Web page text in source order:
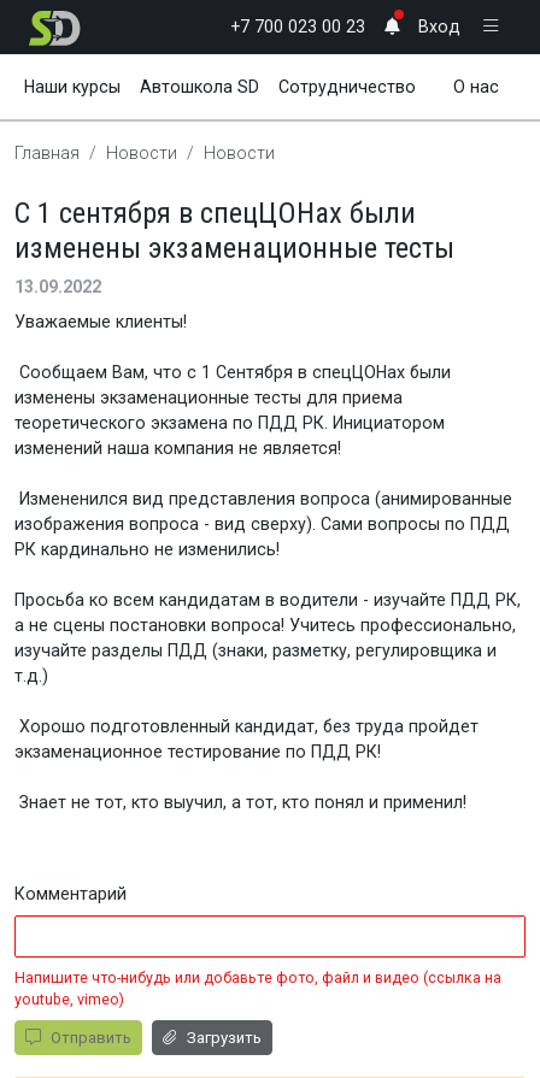
+7 700 023 00 23 Вход
Наши курсы Автошкола SD Сотрудничество О нас
Новости
Главная Новости Новости
С 1 сентября в спецЦОНах были
изменены экзаменационные тесты
13.09.2022
Уважаемые клиенты!
Сообщаем Вам, что с 1 Сентября в спецЦОНах были
изменены экзаменационные тесты для приема
теоретического экзамена по ПДД РК. Инициатором
изменений наша компания не является!
Измененился вид представления вопроса (анимированные
изображения вопроса - вид сверху). Сами вопросы по ПДД
РК кардинально не изменились!
Просьба ко всем кандидатам в водители - изучайте ПДД РК,
а не сцены постановки вопроса! Учитесь профессионально,
изучайте разделы ПДД (знаки, разметку, регулировщика и
т.д.)
Хорошо подготовленный кандидат, без труда пройдет
экзаменационное тестирование по ПДД РК!
Знает не тот, кто выучил, а тот, кто понял и применил!
Комментарий
Напишите что-нибудь или добавьте фото, файл и видео (ссылка на
youtube, vimeo)
Отправить Загрузить